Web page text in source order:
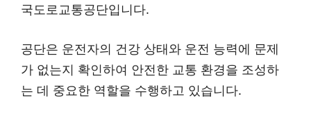
국도로교통공단입니다.
공단은 운전자의 건강 상태와 운전 능력에 문제
가 없는지 확인하여 안전한 교통 환경을 조성하
는 데 중요한 역할을 수행하고 있습니다.